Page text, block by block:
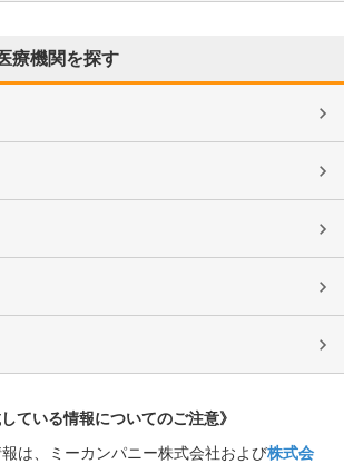
療機関を探す
している情報についてのご注意》
は、ミーカンパニー株式会社および株式会